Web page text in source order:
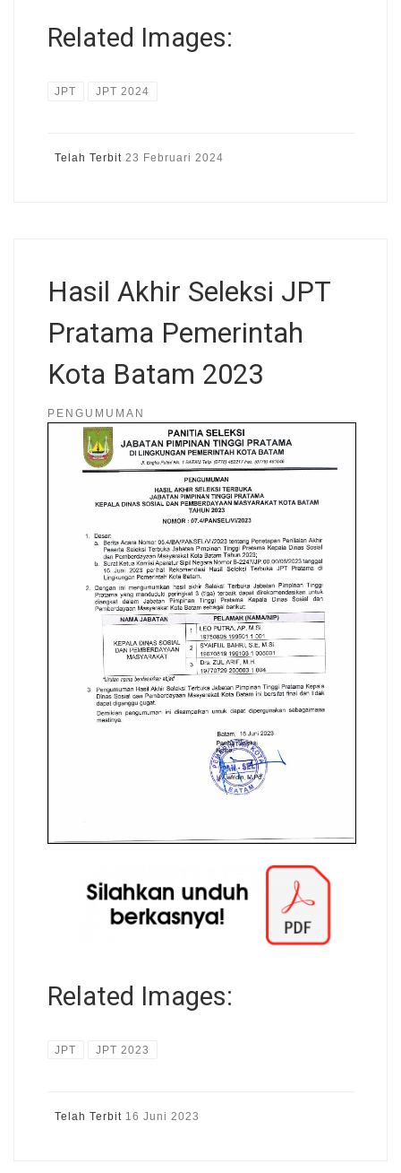
Related Images:
JPT JPT 2024
Telah Terbit 23 Februari 2024
Hasil Akhir Seleksi JPT
Pratama Pemerintah
Kota Batam 2023
PENGUMUMAN
Related Images:
JPT JPT 2023
Telah Terbit 16 Juni 2023